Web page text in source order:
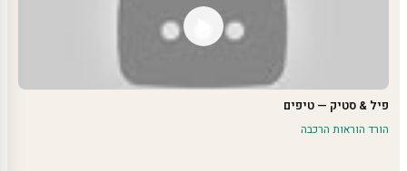
פיל & סטיק — טיפים
הורד הוראות הרכבה